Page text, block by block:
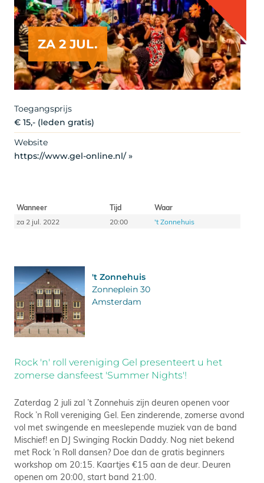
ZA 2 JUL.
Toegangsprijs
€ 15,- (leden gratis)
Website
https://www.gel-online.nl/ »
Wanneer Tijd
Waar
za 2 jul. 2022
20:00 't Zonnehuis
't Zonnehuis
Zonneplein 30
Amsterdam
Rock 'n' roll vereniging Gel presenteert u het
zomerse dansfeest 'Summer Nights'!
Zaterdag 2 juli zal ’t Zonnehuis zijn deuren openen voor
Rock ’n Roll vereniging Gel. Een zinderende, zomerse avond
vol met swingende en meeslepende muziek van de band
Mischief! en DJ Swinging Rockin Daddy. Nog niet bekend
met Rock ’n Roll dansen? Doe dan de gratis beginners
workshop om 20:15. Kaartjes €15 aan de deur. Deuren
openen om 20:00, start band 21:00.